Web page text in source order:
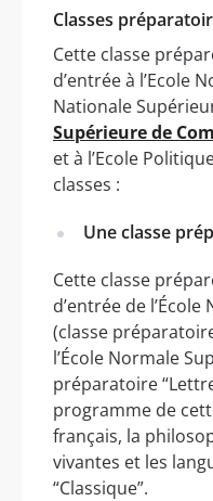
Classes
Cette classe
d’entrée à l’Ecole
Nationale
Supérieure de
et à l’Ecole
classes :
Une classe
Cette classe
d’entrée de
(classe
l’École Normale
préparatoire
programme de
français, la
vivantes et les
“Classique”.